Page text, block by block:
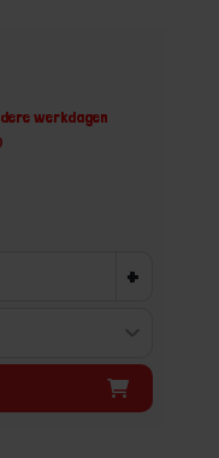
werkdagen
+